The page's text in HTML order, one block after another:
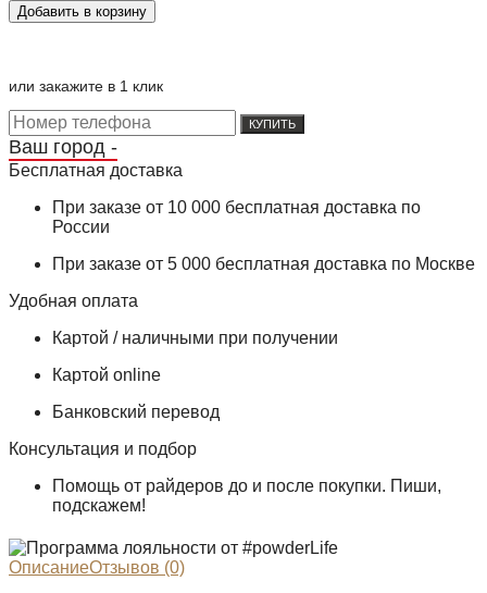
или закажите в 1 клик
КУПИТЬ
Ваш город -
Бесплатная доставка
При заказе от 10 000 бесплатная доставка по
России
При заказе от 5 000 бесплатная доставка по Москве
Удобная оплата
Картой / наличными при получении
Картой online
Банковский перевод
Консультация и подбор
Помощь от райдеров до и после покупки. Пиши,
подскажем!
ОписаниеОтзывов (0)